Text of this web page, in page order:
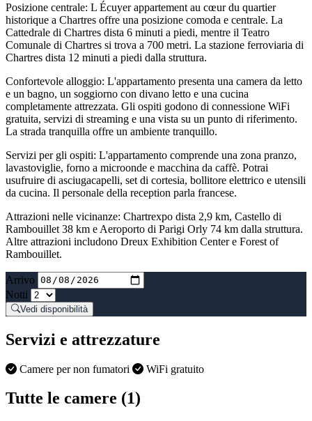
Posizione centrale: L Écuyer appartement au cœur du quartier
historique a Chartres offre una posizione comoda e centrale. La
Cattedrale di Chartres dista 6 minuti a piedi, mentre il Teatro
Comunale di Chartres si trova a 700 metri. La stazione ferroviaria di
Chartres dista 12 minuti a piedi dalla struttura.
Confortevole alloggio: L'appartamento presenta una camera da letto
e un bagno, un soggiorno con divano letto e una cucina
completamente attrezzata. Gli ospiti godono di connessione WiFi
gratuita, servizi di streaming e una vista su un punto di riferimento.
La strada tranquilla offre un ambiente tranquillo.
Servizi per gli ospiti: L'appartamento comprende una zona pranzo,
lavastoviglie, forno a microonde e macchina da caffè. Potrai
usufruire di asciugacapelli, set di cortesia, bollitore elettrico e utensili
da cucina. Il personale della reception parla francese.
Attrazioni nelle vicinanze: Chartrexpo dista 2,9 km, Castello di
Rambouillet 38 km e Aeroporto di Parigi Orly 74 km dalla struttura.
Altre attrazioni includono Dreux Exhibition Center e Forest of
Rambouillet.
Arrivo
Notti
Vedi disponibilità
Servizi e attrezzature
Camere per non fumatori WiFi gratuito
Tutte le camere (1)